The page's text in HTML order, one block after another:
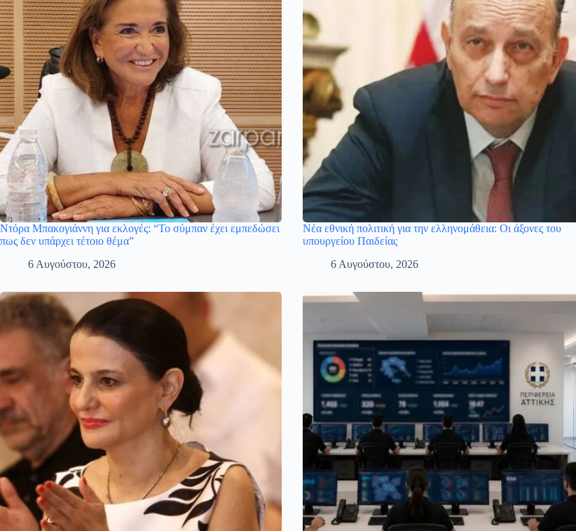
Ντόρα Μπακογιάννη για εκλογές: “Το σύμπαν έχει εμπεδώσει
πως δεν υπάρχει τέτοιο θέμα”
6 Αυγούστου, 2026
Νέα εθνική πολιτική για την ελληνομάθεια: Οι άξονες του
υπουργείου Παιδείας
6 Αυγούστου, 2026